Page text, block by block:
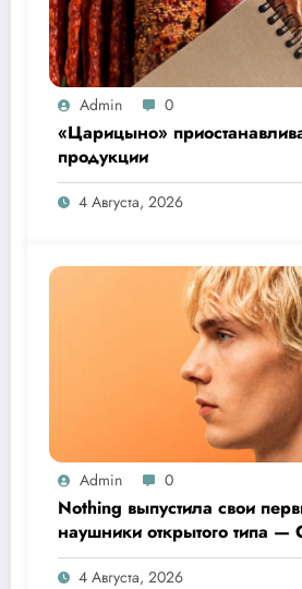
Admin 0
«Царицыно»
продукции
4 Августа, 2026
Admin 0
Nothing выпустила свои
наушники открытого типа —
Clip Pro
4 Августа, 2026